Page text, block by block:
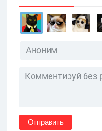
Отправить